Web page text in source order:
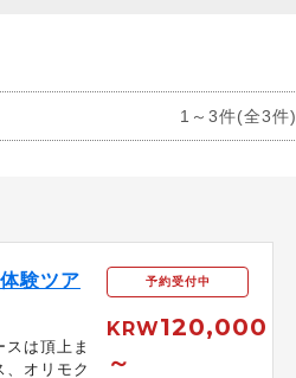
1～3件(全3件)
験ツア
は頂上ま
、オリモク
予約受付中
KRW120,000
～